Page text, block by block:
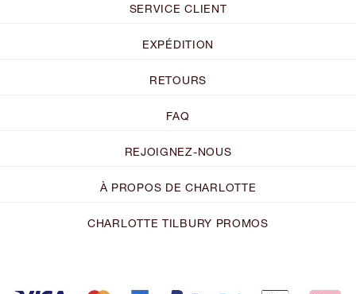
SERVICE CLIENT
EXPÉDITION
RETOURS
FAQ
REJOIGNEZ-NOUS
À PROPOS DE CHARLOTTE
CHARLOTTE TILBURY PROMOS